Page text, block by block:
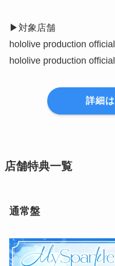
▶︎対象店舗
hololive production
hololive production
詳細
店舗特典一覧
通常盤